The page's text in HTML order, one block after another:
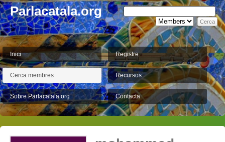
Parlacatala.org
Inici Registre
Cerca membres Recursos
Sobre Parlacatala.org Contacta